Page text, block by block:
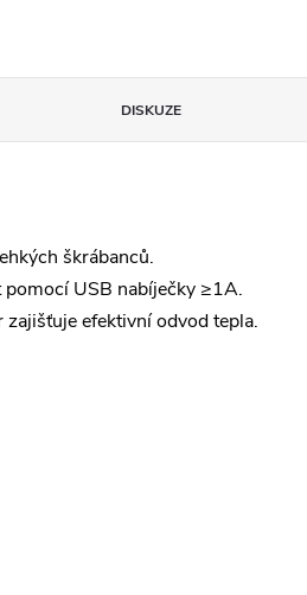
DISKUZE
škrábanců.
USB nabíječky ≥1A.
efektivní odvod tepla.